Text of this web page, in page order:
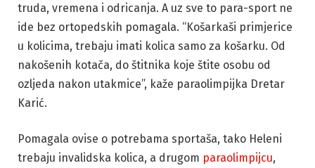
truda, vremena i odricanja. A uz sve to para-sport ne
ide bez ortopedskih pomagala. “Košarkaši primjerice
u kolicima, trebaju imati kolica samo za košarku. Od
nakošenih kotača, do štitnika koje štite osobu od
ozljeda nakon utakmice”, kaže paraolimpijka Dretar
Karić.
Pomagala ovise o potrebama sportaša, tako Heleni
trebaju invalidska kolica, a drugom paraolimpijcu,